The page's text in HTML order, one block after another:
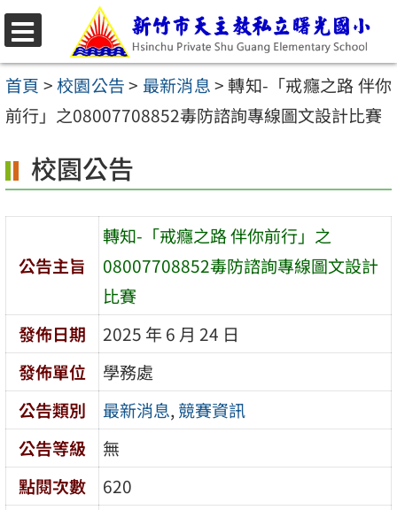
跳
至
主
要
容
區
選
單
首頁 >校園公告> 最新消息>轉知-「戒癮之路 伴你
前行」之08007708852毒防諮詢專線圖文設計比賽
校園公告
公告主旨
轉知-「戒癮之路 伴你前行」之
08007708852毒防諮詢專線圖文設計
比賽
發佈日期
2025 年 6 月 24 日
發佈單位
學務處
公告類別
最新消息,競賽資訊
公告等級
無
點閱次數
620